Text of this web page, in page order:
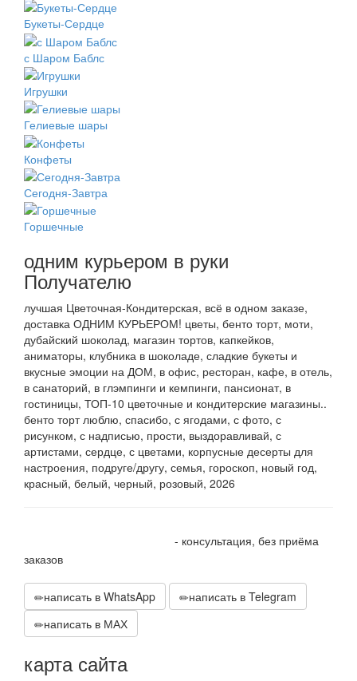
Букеты-Сердце
с Шаром Баблс
Игрушки
Гелиевые шары
Конфеты
Сегодня-Завтра
Горшечные
одним курьером в руки
Получателю
лучшая Цветочная-Кондитерская, всё в одном заказе,
доставка ОДНИМ КУРЬЕРОМ! цветы, бенто торт, моти,
дубайский шоколад, магазин тортов, капкейков,
аниматоры, клубника в шоколаде, сладкие букеты и
вкусные эмоции на ДОМ, в офис, ресторан, кафе, в отель,
в санаторий, в глэмпинги и кемпинги, пансионат, в
гостиницы, ТОП-10 цветочные и кондитерские магазины..
бенто торт люблю, спасибо, с ягодами, с фото, с
рисунком, с надписью, прости, выздоравливай, с
артистами, сердце, с цветами, корпусные десерты для
настроения, подруге/другу, семья, гороскоп, новый год,
красный, белый, черный, розовый, 2026
- консультация, без приёма
заказов
написать в WhatsApp
написать в Telegram
написать в МАХ
карта сайта